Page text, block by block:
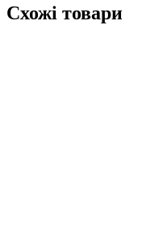
Схожі товари